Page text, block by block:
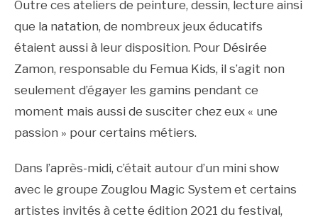
Outre ces ateliers de peinture, dessin, lecture ainsi
que la natation, de nombreux jeux éducatifs
étaient aussi à leur disposition. Pour Désirée
Zamon, responsable du Femua Kids, il s’agit non
seulement d’égayer les gamins pendant ce
moment mais aussi de susciter chez eux « une
passion » pour certains métiers.
Dans l’après-midi, c’était autour d’un mini show
avec le groupe Zouglou Magic System et certains
artistes invités à cette édition 2021 du festival,